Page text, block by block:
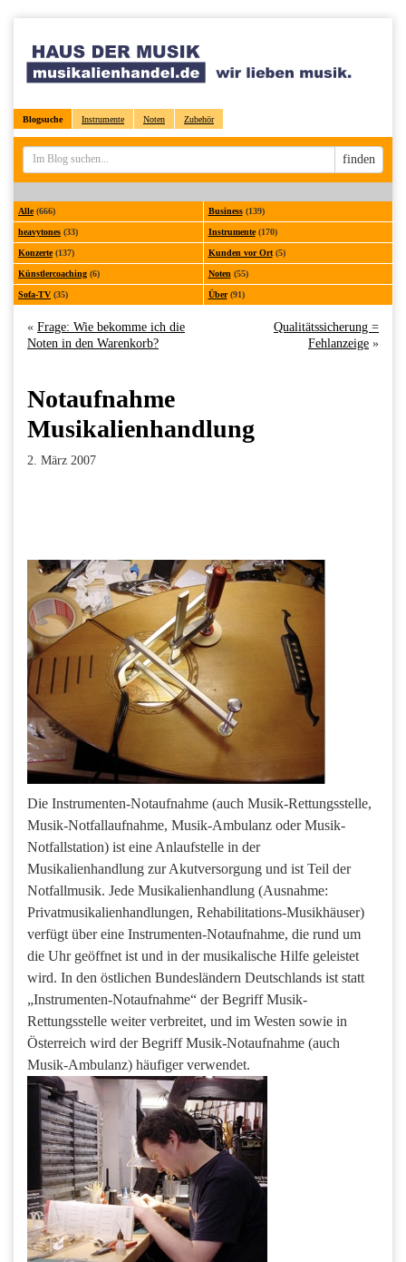
Blogsuche Instrumente Noten Zubehör
Sucheingabe
finden
Alle(666) Business(139)
heavytones (33) Instrumente(170)
Konzerte(137) Kunden vor Ort(5)
Künstlercoaching (6) Noten (55)
Sofa-TV (35) Über(91)
« Frage: Wie bekomme ich die
Noten in den Warenkorb?
Qualitätssicherung =
Fehlanzeige »
Notaufnahme
Musikalienhandlung
2. März 2007
Die Instrumenten-Notaufnahme (auch Musik-Rettungsstelle,
Musik-Notfallaufnahme, Musik-Ambulanz oder Musik-
Notfallstation) ist eine Anlaufstelle in der
Musikalienhandlung zur Akutversorgung und ist Teil der
Notfallmusik. Jede Musikalienhandlung (Ausnahme:
Privatmusikalienhandlungen, Rehabilitations-Musikhäuser)
verfügt über eine Instrumenten-Notaufnahme, die rund um
die Uhr geöffnet ist und in der musikalische Hilfe geleistet
wird. In den östlichen Bundesländern Deutschlands ist statt
„Instrumenten-Notaufnahme“ der Begriff Musik-
Rettungsstelle weiter verbreitet, und im Westen sowie in
Österreich wird der Begriff Musik-Notaufnahme (auch
Musik-Ambulanz) häufiger verwendet.